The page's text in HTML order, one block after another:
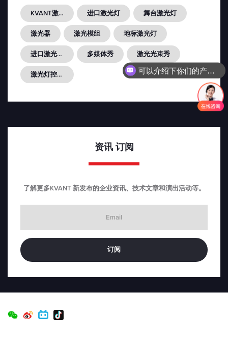
KVANT激光灯 进口激光灯 舞台激光灯
激光器 激光模组 地标激光灯
进口激光光源 多媒体秀 激光光束秀
激光灯控制器FB4...
资讯 订阅
了解更多KVANT 新发布的企业资讯、技术文章和演出活动等。
可以介绍下你们的产品么？